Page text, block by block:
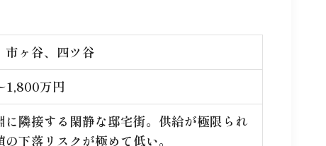
市ヶ谷、四ツ谷
1,800万円
に隣接する閑静な邸宅街。供給が極限られ
下落リスクが極めて低い。